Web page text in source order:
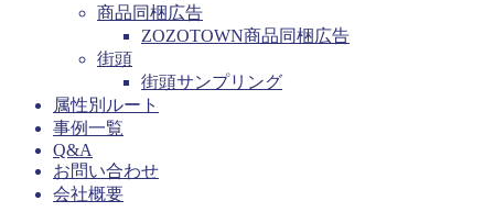
商品同梱広告
ZOZOTOWN商品同梱広告
街頭
街頭サンプリング
属性別ルート
事例一覧
Q&A
お問い合わせ
会社概要